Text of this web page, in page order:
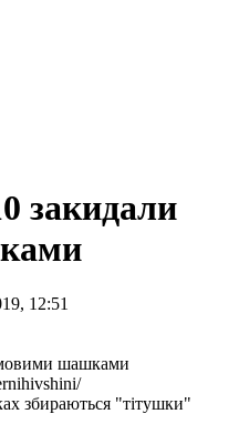
закидали
12:51
збираються "тітушки"